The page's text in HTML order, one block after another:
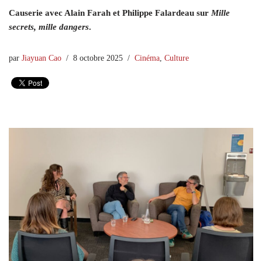
Causerie avec Alain Farah et Philippe Falardeau sur Mille
secrets, mille dangers.
par Jiayuan Cao 8 octobre 2025 Cinéma Culture